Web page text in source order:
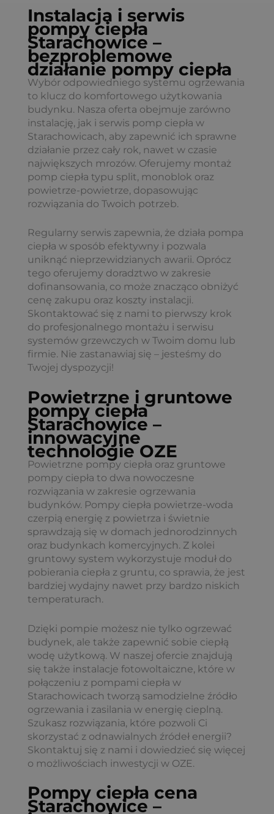
Instalacja i serwis
pompy ciepła
Starachowice –
bezproblemowe
działanie pompy ciepła
Wybór odpowiedniego systemu ogrzewania
to klucz do komfortowego użytkowania
budynku. Nasza oferta obejmuje zarówno
instalację, jak i serwis pomp ciepła w
Starachowicach, aby zapewnić ich sprawne
działanie przez cały rok, nawet w czasie
największych mrozów. Oferujemy montaż
pomp ciepła typu split, monoblok oraz
powietrze-powietrze, dopasowując
rozwiązania do Twoich potrzeb.
Regularny serwis zapewnia, że działa pompa
ciepła w sposób efektywny i pozwala
uniknąć nieprzewidzianych awarii. Oprócz
tego oferujemy doradztwo w zakresie
dofinansowania, co może znacząco obniżyć
cenę zakupu oraz koszty instalacji.
Skontaktować się z nami to pierwszy krok
do profesjonalnego montażu i serwisu
systemów grzewczych w Twoim domu lub
firmie. Nie zastanawiaj się – jesteśmy do
Twojej dyspozycji!
Powietrzne i gruntowe
pompy ciepła
Starachowice –
innowacyjne
technologie OZE
Powietrzne pompy ciepła oraz gruntowe
pompy ciepła to dwa nowoczesne
rozwiązania w zakresie ogrzewania
budynków. Pompy ciepła powietrze-woda
czerpią energię z powietrza i świetnie
sprawdzają się w domach jednorodzinnych
oraz budynkach komercyjnych. Z kolei
gruntowy system wykorzystuje moduł do
pobierania ciepła z gruntu, co sprawia, że jest
bardziej wydajny nawet przy bardzo niskich
temperaturach.
Dzięki pompie możesz nie tylko ogrzewać
budynek, ale także zapewnić sobie ciepłą
wodę użytkową. W naszej ofercie znajdują
się także instalacje fotowoltaiczne, które w
połączeniu z pompami ciepła w
Starachowicach tworzą samodzielne źródło
ogrzewania i zasilania w energię cieplną.
Szukasz rozwiązania, które pozwoli Ci
skorzystać z odnawialnych źródeł energii?
Skontaktuj się z nami i dowiedzieć się więcej
o możliwościach inwestycji w OZE.
Pompy ciepła cena
Starachowice –